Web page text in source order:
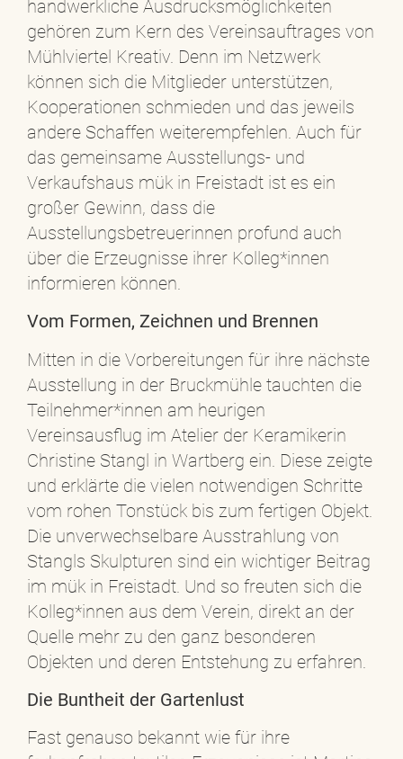
handwerkliche Ausdrucksmöglichkeiten
gehören zum Kern des Vereinsauftrages von
Mühlviertel Kreativ. Denn im Netzwerk
können sich die Mitglieder unterstützen,
Kooperationen schmieden und das jeweils
andere Schaffen weiterempfehlen. Auch für
das gemeinsame Ausstellungs- und
Verkaufshaus mük in Freistadt ist es ein
großer Gewinn, dass die
Ausstellungsbetreuerinnen profund auch
über die Erzeugnisse ihrer Kolleg*innen
informieren können.
Vom Formen, Zeichnen und Brennen
Mitten in die Vorbereitungen für ihre nächste
Ausstellung in der Bruckmühle tauchten die
Teilnehmer*innen am heurigen
Vereinsausflug im Atelier der Keramikerin
Christine Stangl in Wartberg ein. Diese zeigte
und erklärte die vielen notwendigen Schritte
vom rohen Tonstück bis zum fertigen Objekt.
Die unverwechselbare Ausstrahlung von
Stangls Skulpturen sind ein wichtiger Beitrag
im mük in Freistadt. Und so freuten sich die
Kolleg*innen aus dem Verein, direkt an der
Quelle mehr zu den ganz besonderen
Objekten und deren Entstehung zu erfahren.
Die Buntheit der Gartenlust
Fast genauso bekannt wie für ihre